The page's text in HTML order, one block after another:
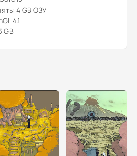
4 GB ОЗУ
4.1
GB